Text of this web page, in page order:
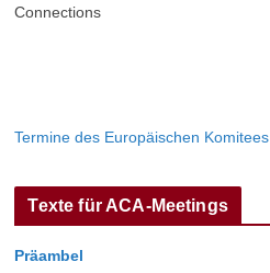
Connections
Termine des Europäischen Komitees
Texte für ACA-Meetings
Präambel